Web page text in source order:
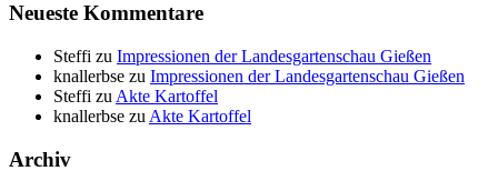
Neueste Kommentare
Steffi zu Impressionen der Landesgartenschau Gießen
knallerbse zu Impressionen der Landesgartenschau Gießen
Steffi zu Akte Kartoffel
knallerbse zu Akte Kartoffel
Archiv